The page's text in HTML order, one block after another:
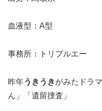
血液型：A型
事務所：トリプルエー
昨年うきうきがみたドラ
ん」「遺留捜査」